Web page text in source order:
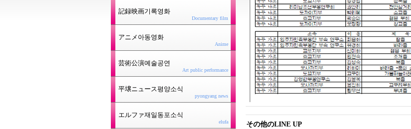
その他のLINE UP
記録映画기록영화
Documentary film
アニメ아동영화
Anime
芸術公演예술공연
Art public performance
平壌ニュース평양소식
pyongyang news
エルファ재일동포소식
elufa